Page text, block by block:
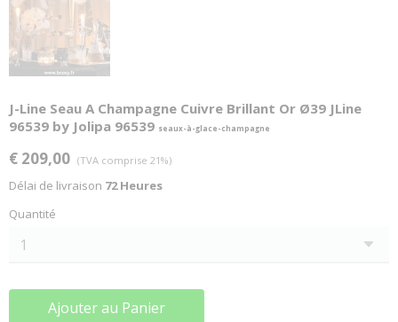
J-Line Seau A Champagne Cuivre Brillant Or Ø39 JLine
96539 by Jolipa 96539 seaux-à-glace-champagne
€ 209,00 (TVA comprise 21%)
Délai de livraison 72 Heures
Quantité
Ajouter au Panier